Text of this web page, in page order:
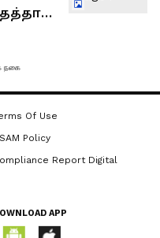
நகை
Of Use
Policy
Report Digital
APP